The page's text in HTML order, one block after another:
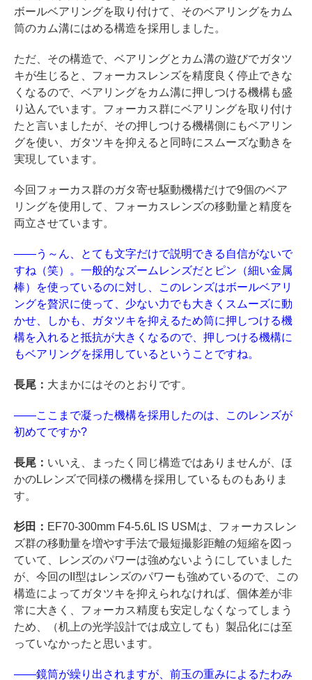
ボールベアリングを取り付けて、そのベアリングをカム
筒のカム溝にはめる構造を採用しました。
ただ、その構造で、ベアリングとカム溝の遊びでガタツ
キが生じると、フォーカスレンズを精度良く停止できな
くなるので、ベアリングをカム溝に押しつける機構も盛
り込んでいます。フォーカス群にベアリングを取り付け
たと言いましたが、その押しつける機構側にもベアリン
グを使い、ガタツキを抑えると同時にスムーズな動きを
実現しています。
今回フォーカス群のガタ寄せ駆動機構だけで9個のベア
リングを使用して、フォーカスレンズの移動量と精度を
両立させています。
――う～ん、とても文字だけで説明できる自信がないで
すね（笑）。一般的なズームレンズだとピン（細い金属
棒）を使っているのに対し、このレンズはボールベアリ
ングを贅沢に使って、少ない力でも大きくスムーズに動
かせ、しかも、ガタツキを抑えるため筒に押しつける機
構を入れると抵抗が大きくなるので、押しつける機構に
もベアリングを採用しているということですね。
長尾： 大まかにはそのとおりです。
――ここまで凝った機構を採用したのは、このレンズが
初めてですか?
長尾： いいえ、まったく同じ構造ではありませんが、ほ
かのLレンズで同様の機構を採用しているものもありま
す。
杉田： EF70-300mm F4-5.6L IS USMは、フォーカスレン
ズ群の移動量を増やす手法で最短撮影距離の短縮を図っ
ていて、レンズのパワーは強めないようにしていました
が、今回のII型はレンズのパワーも強めているので、この
構造によってガタツキを抑えられなければ、個体差が非
常に大きく、フォーカス精度も安定しなくなってしまう
ため、（机上の光学設計では成立しても）製品化には至
っていなかったと思います。
――鏡筒が繰り出されますが、前玉の重みによるたわみ